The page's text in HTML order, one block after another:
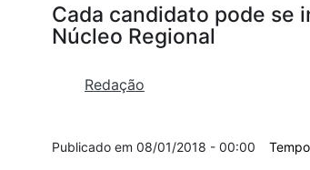
Cada candidato pode se
Núcleo Regional
Redação
08/01/2018 - 00:00